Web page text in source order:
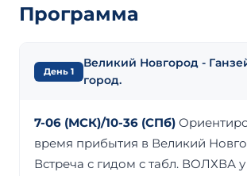
Программа
День 1
Великий Новгород -
город.
7-06 (МСК)/10-36 (СПб)
время прибытия в Великий
Встреча с гидом с табл. ВОЛХВА у